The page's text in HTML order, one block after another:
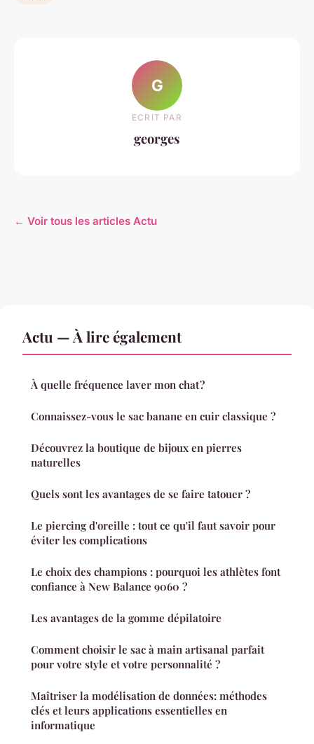
G
ECRIT PAR
georges
← Voir tous les articles Actu
Actu — À lire également
À quelle fréquence laver mon chat ?
Connaissez-vous le sac banane en cuir classique ?
Découvrez la boutique de bijoux en pierres
naturelles
Quels sont les avantages de se faire tatouer ?
Le piercing d'oreille : tout ce qu'il faut savoir pour
éviter les complications
Le choix des champions : pourquoi les athlètes font
confiance à New Balance 9060 ?
Les avantages de la gomme dépilatoire
Comment choisir le sac à main artisanal parfait
pour votre style et votre personnalité ?
Maîtriser la modélisation de données: méthodes
clés et leurs applications essentielles en
informatique